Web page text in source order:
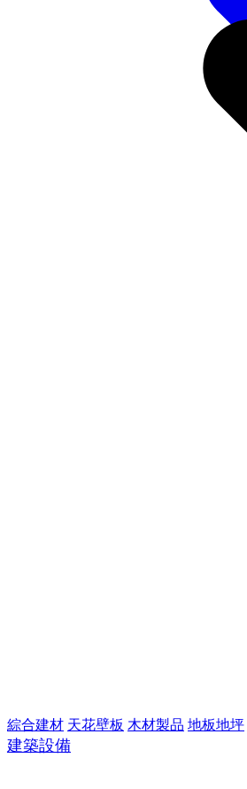
綜合建材 天花壁板 木材製品 地板地坪
建築設備